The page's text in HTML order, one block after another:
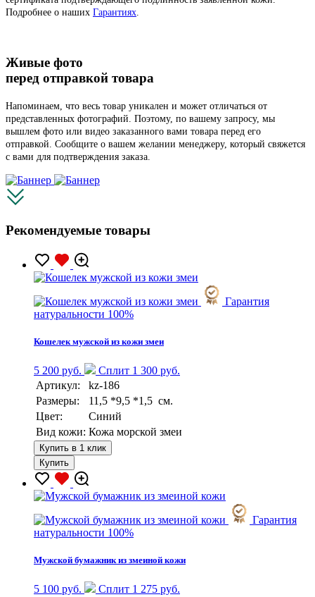
Подробнее о наших Гарантиях
Живые фото
перед отправкой товара
Напоминаем, что весь товар уникален и может отличаться от
представленных фотографий. Поэтому, по вашему запросу, мы
вышлем фото или видео заказанного вами товара перед его
отправкой. Сообщите о вашем желании менеджеру, который свяжется
с вами для подтверждения заказа.
Рекомендуемые товары
Гарантия
натуральности 100%
Кошелек мужской из кожи змеи
5 200 руб.
Сплит 1 300 руб.
Артикул:
kz-186
Размеры:
11,5 *9,5 *1,5 см.
Цвет:
Синий
Вид кожи: Кожа морской змеи
Купить в 1 клик
Купить
Гарантия
натуральности 100%
Мужской бумажник из змеиной кожи
5 100 руб.
Сплит 1 275 руб.